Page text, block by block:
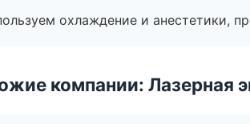
охлаждение и анестетики,
компании: Лазерная